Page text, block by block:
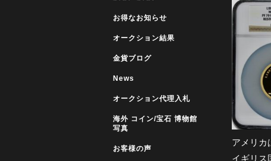
アメリカ
イギリス
お得なお知らせ
オークション結果
金貨ブログ
News
オークション代理入札
海外 コイン/宝石 博物館
写真
お客様の声